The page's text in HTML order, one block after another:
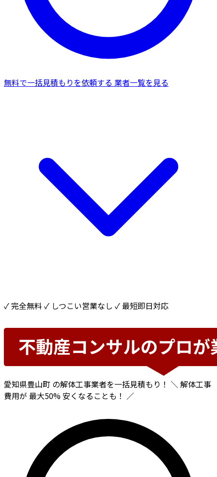
無料で一括見積もりを依頼する 業者一覧を見る
✓ 完全無料 ✓ しつこい営業なし ✓ 最短即日対応
愛知県豊山町 の解体工事業者を一括見積もり！ ＼ 解体工事
費用が 最大50%安くなることも！ ／